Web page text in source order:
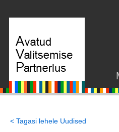
< Tagasi lehele Uudised